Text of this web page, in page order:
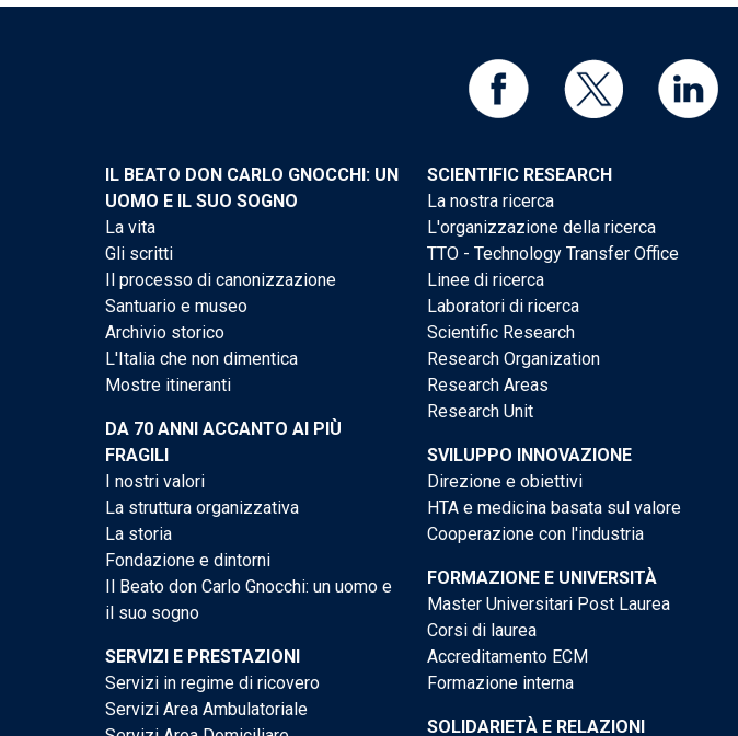
IL BEATO DON CARLO GNOCCHI: UN
UOMO E IL SUO SOGNO
La vita
Gli scritti
Il processo di canonizzazione
Santuario e museo
Archivio storico
L'Italia che non dimentica
Mostre itineranti
DA 70 ANNI ACCANTO AI PIÙ
FRAGILI
I nostri valori
La struttura organizzativa
La storia
Fondazione e dintorni
Il Beato don Carlo Gnocchi: un uomo e
il suo sogno
SERVIZI E PRESTAZIONI
Servizi in regime di ricovero
Servizi Area Ambulatoriale
SCIENTIFIC RESEARCH
La nostra ricerca
L'organizzazione della ricerca
TTO - Technology Transfer Office
Linee di ricerca
Laboratori di ricerca
Scientific Research
Research Organization
Research Areas
Research Unit
SVILUPPO INNOVAZIONE
Direzione e obiettivi
HTA e medicina basata sul valore
Cooperazione con l'industria
FORMAZIONE E UNIVERSITÀ
Master Universitari Post Laurea
Corsi di laurea
Accreditamento ECM
Formazione interna
SOLIDARIETÀ E RELAZIONI